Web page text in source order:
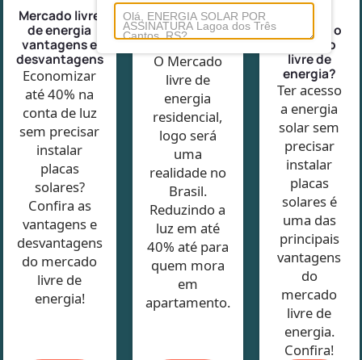
Mercado livre
de energia
vantagens e
desvantagens
Economizar
até 40% na
conta de luz
sem precisar
instalar
placas
solares?
Confira as
vantagens e
desvantagens
do mercado
livre de
energia!
Mercado Livre
de Energia
Residencial
O Mercado
livre de
energia
residencial,
logo será
uma
realidade no
Brasil.
Reduzindo a
luz em até
40% até para
quem mora
em
apartamento.
funciona o
mercado
livre de
energia?
Ter acesso
a energia
solar sem
precisar
instalar
placas
solares é
uma das
principais
vantagens
do
mercado
livre de
energia.
Confira!